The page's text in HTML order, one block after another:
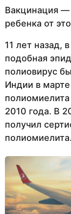
Вакцинация —
ребенка от
11 лет назад,
подобная
полиовирус
Индии в
2010 года. В
получил
полиомиелита.